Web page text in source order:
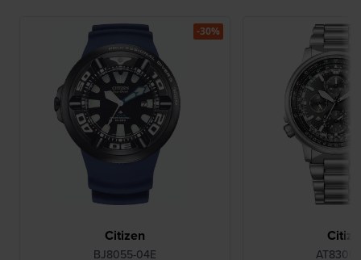
Citizen
BJ8055-04E
-30%